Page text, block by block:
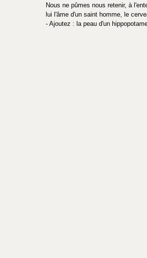
Nous ne pûmes nous retenir, à
lui l'âme d'un saint homme, le
- Ajoutez : la peau d'un